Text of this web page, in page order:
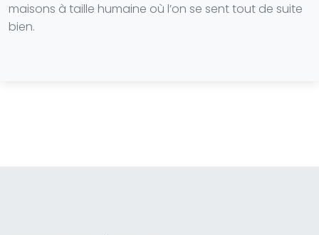
maisons à taille humaine où l’on se sent tout de suite
bien.